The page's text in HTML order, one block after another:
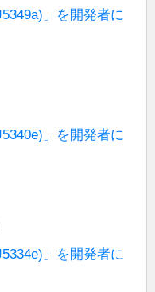
」を開発者に
」を開発者に
」を開発者に